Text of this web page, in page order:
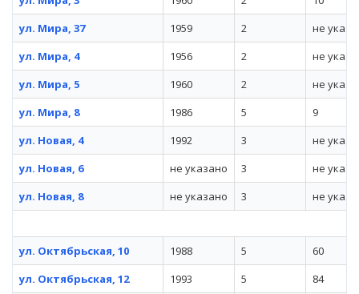
ул. Мира, 37
1959 2
не
ул. Мира, 4
1956 2
не
ул. Мира, 5
1960 2
не
ул. Мира, 8
1986 5
9
ул. Новая, 4
1992 3
не
ул. Новая, 6
не указано 3
не
ул. Новая, 8
не указано 3 не
ул. Октябрьская, 10 1988 5
60
ул. Октябрьская, 12
1993 5
84